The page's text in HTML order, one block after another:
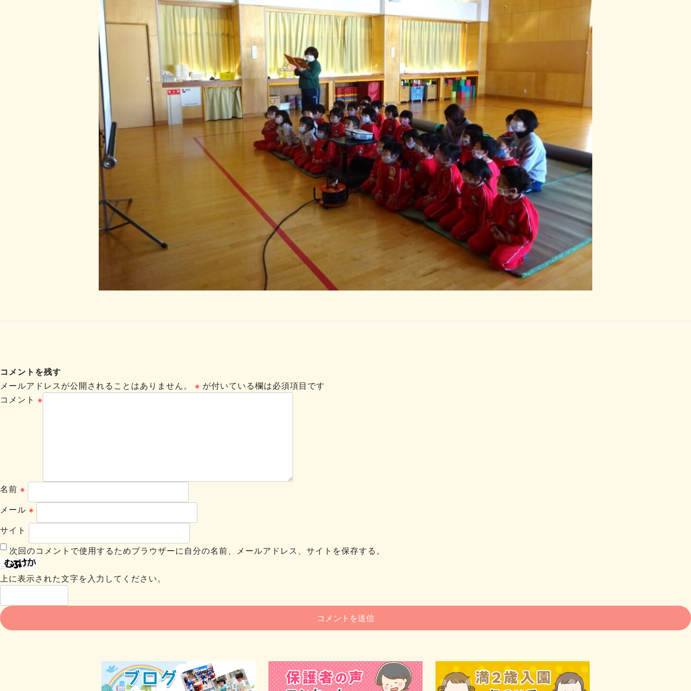
コメントを残す
メールアドレスが公開されることはありません。
※ が付いている欄は必須項目です
コメント ※
名前 ※
メール ※
サイト
次回のコメントで使用するためブラウザーに自分の名前、メールアドレス、サイトを保存する。
上に表示された文字を入力してください。